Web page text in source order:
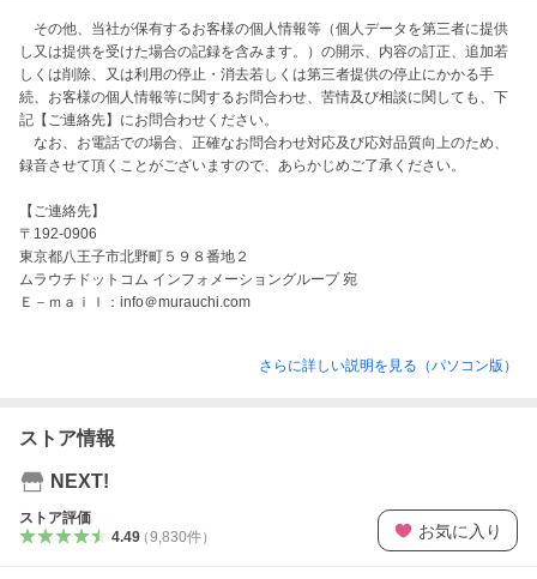
その他、当社が保有するお客様の個人情報等（個人データを第三者に提供
し又は提供を受けた場合の記録を含みます。）の開示、内容の訂正、追加若
しくは削除、又は利用の停止・消去若しくは第三者提供の停止にかかる手
続、お客様の個人情報等に関するお問合わせ、苦情及び相談に関しても、下
記【ご連絡先】にお問合わせください。
なお、お電話での場合、正確なお問合わせ対応及び応対品質向上のため、
録音させて頂くことがございますので、あらかじめご了承ください。
【ご連絡先】
〒192-0906
東京都八王子市北野町５９８番地２
ムラウチドットコム インフォメーショングループ 宛
Ｅ－ｍａｉｌ：info＠murauchi.com
さらに詳しい説明を見る（パソコン版）
ストア情報
NEXT!
ストア評価
4.49（9,830件） お気に入り